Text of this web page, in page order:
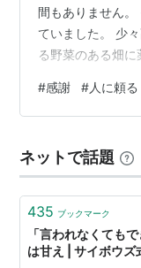
間もありません
ていました。 少
る野菜のある畑
ならそっちの方が
れ、昨日やっと
ませんでした。
と、畑仕事をし
「畑の草がすごく
#感謝 #人に頼る
ネットで話題
435 ブックマーク
「言われなくても
は甘え | サイボウズ